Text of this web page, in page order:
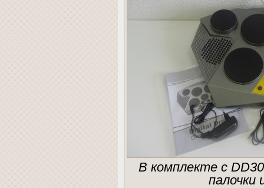
В комплекте с
палочки